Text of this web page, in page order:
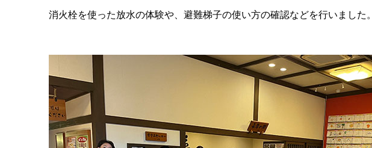
消火栓を使った放水の体験や、避難梯子の使い方の確認などを行いました。